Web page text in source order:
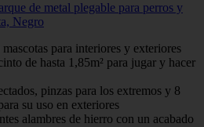
de metal plegable para perros y
Negro
para interiores y exteriores
de hasta 1,85m² para jugar y hacer
pinzas para los extremos y 8
su uso en exteriores
alambres de hierro con un acabado